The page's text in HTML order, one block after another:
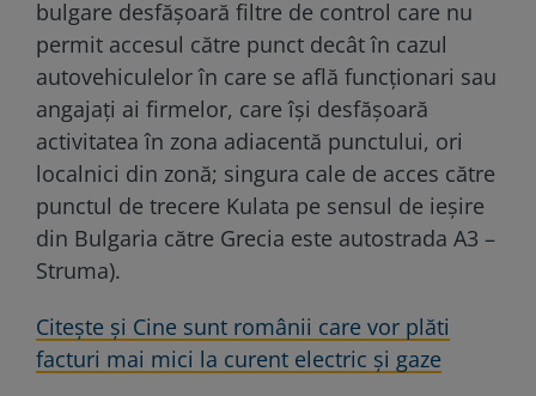
bulgare desfăşoară filtre de control care nu
permit accesul către punct decât în cazul
autovehiculelor în care se află funcţionari sau
angajaţi ai firmelor, care îşi desfăşoară
activitatea în zona adiacentă punctului, ori
localnici din zonă; singura cale de acces către
punctul de trecere Kulata pe sensul de ieşire
din Bulgaria către Grecia este autostrada A3 –
Struma).
Citește și Cine sunt românii care vor plăti
facturi mai mici la curent electric și gaze